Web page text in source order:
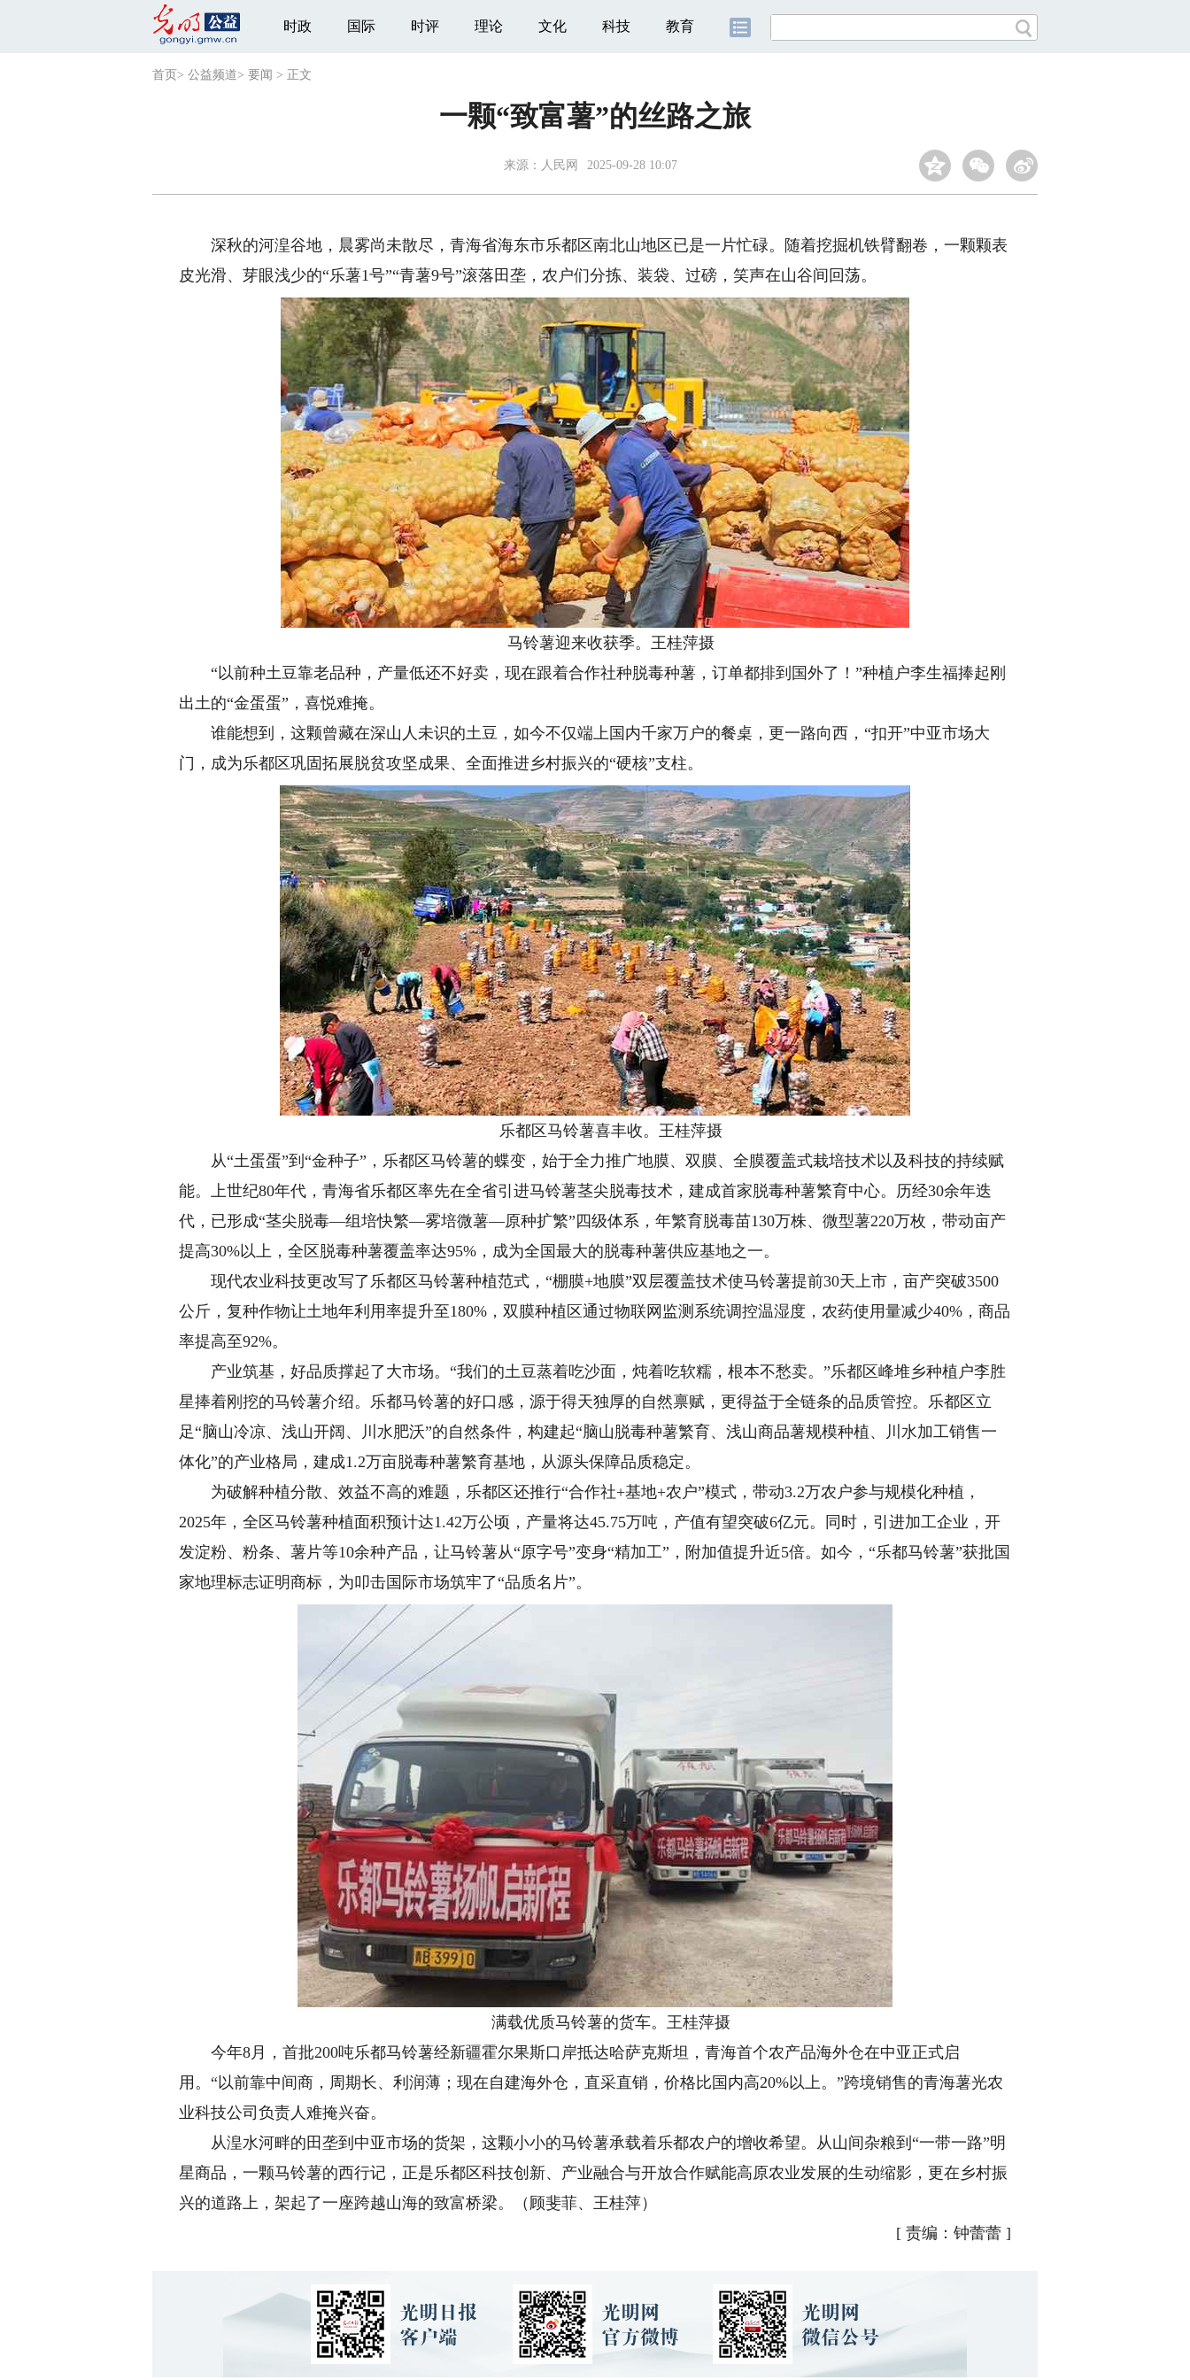
时政 国际 时评 理论 文化 科技 教育
首页 > 公益频道> 要闻 > 正文
一颗“致富薯”的丝路之旅
来源： 人民网 2025-09-28 10:07
深秋的河湟谷地，晨雾尚未散尽，青海省海东市乐都区南北山地区已是一片忙碌。随着挖掘机铁臂翻卷，一颗颗表
皮光滑、芽眼浅少的“乐薯1号”“青薯9号”滚落田垄，农户们分拣、装袋、过磅，笑声在山谷间回荡。
马铃薯迎来收获季。王桂萍摄
“以前种土豆靠老品种，产量低还不好卖，现在跟着合作社种脱毒种薯，订单都排到国外了！”种植户李生福捧起刚
出土的“金蛋蛋”，喜悦难掩。
谁能想到，这颗曾藏在深山人未识的土豆，如今不仅端上国内千家万户的餐桌，更一路向西，“扣开”中亚市场大
门，成为乐都区巩固拓展脱贫攻坚成果、全面推进乡村振兴的“硬核”支柱。
乐都区马铃薯喜丰收。王桂萍摄
从“土蛋蛋”到“金种子”，乐都区马铃薯的蝶变，始于全力推广地膜、双膜、全膜覆盖式栽培技术以及科技的持续赋
能。上世纪80年代，青海省乐都区率先在全省引进马铃薯茎尖脱毒技术，建成首家脱毒种薯繁育中心。历经30余年迭
代，已形成“茎尖脱毒—组培快繁—雾培微薯—原种扩繁”四级体系，年繁育脱毒苗130万株、微型薯220万枚，带动亩产
提高30%以上，全区脱毒种薯覆盖率达95%，成为全国最大的脱毒种薯供应基地之一。
现代农业科技更改写了乐都区马铃薯种植范式，“棚膜+地膜”双层覆盖技术使马铃薯提前30天上市，亩产突破3500
公斤，复种作物让土地年利用率提升至180%，双膜种植区通过物联网监测系统调控温湿度，农药使用量减少40%，商品
率提高至92%。
产业筑基，好品质撑起了大市场。“我们的土豆蒸着吃沙面，炖着吃软糯，根本不愁卖。”乐都区峰堆乡种植户李胜
星捧着刚挖的马铃薯介绍。乐都马铃薯的好口感，源于得天独厚的自然禀赋，更得益于全链条的品质管控。乐都区立
足“脑山冷凉、浅山开阔、川水肥沃”的自然条件，构建起“脑山脱毒种薯繁育、浅山商品薯规模种植、川水加工销售一
体化”的产业格局，建成1.2万亩脱毒种薯繁育基地，从源头保障品质稳定。
为破解种植分散、效益不高的难题，乐都区还推行“合作社+基地+农户”模式，带动3.2万农户参与规模化种植，
2025年，全区马铃薯种植面积预计达1.42万公顷，产量将达45.75万吨，产值有望突破6亿元。同时，引进加工企业，开
发淀粉、粉条、薯片等10余种产品，让马铃薯从“原字号”变身“精加工”，附加值提升近5倍。如今，“乐都马铃薯”获批国
家地理标志证明商标，为叩击国际市场筑牢了“品质名片”。
满载优质马铃薯的货车。王桂萍摄
今年8月，首批200吨乐都马铃薯经新疆霍尔果斯口岸抵达哈萨克斯坦，青海首个农产品海外仓在中亚正式启
用。“以前靠中间商，周期长、利润薄；现在自建海外仓，直采直销，价格比国内高20%以上。”跨境销售的青海薯光农
业科技公司负责人难掩兴奋。
从湟水河畔的田垄到中亚市场的货架，这颗小小的马铃薯承载着乐都农户的增收希望。从山间杂粮到“一带一路”明
星商品，一颗马铃薯的西行记，正是乐都区科技创新、产业融合与开放合作赋能高原农业发展的生动缩影，更在乡村振
兴的道路上，架起了一座跨越山海的致富桥梁。（顾斐菲、王桂萍）
[ 责编：钟蕾蕾 ]